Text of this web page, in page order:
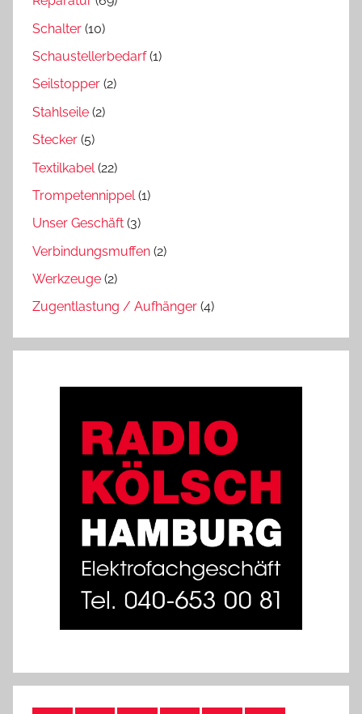
Schalter (10)
Schaustellerbedarf(1)
Seilstopper (2)
Stahlseile (2)
Stecker (5)
Textilkabel (22)
Trompetennippel(1)
Unser Geschäft (3)
Verbindungsmuffen (2)
Werkzeuge (2)
Zugentlastung / Aufhänger (4)